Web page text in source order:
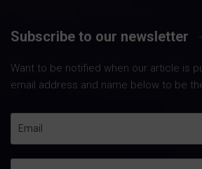
Subscribe to our newsletter
Want to be notified when our article is
email address and name below to be